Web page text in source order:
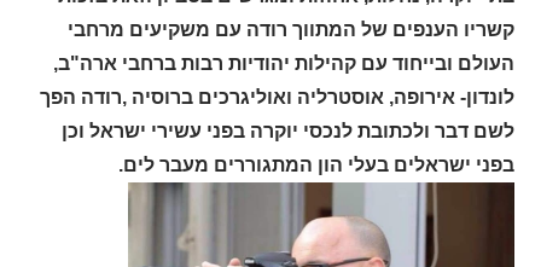
קשריו הענפים של המתווך רודה עם משקיעים מרחבי
העולם ובייחוד עם קהילות יהודיות רבות ברחבי ארה"ב,
לונדון- אירופה, אוסטרליה ואוליגרכים ברוסיה ,רודה הפך
לשם דבר ולכתובת לנכסי יוקרה בפני עשירי ישראל וכן
בפני ישראלים בעלי הון המתגוררים מעבר לים.